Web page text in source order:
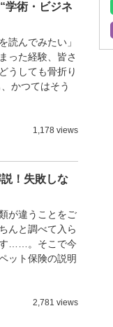
学術・ビジネ
読んでみたい」
った経験、皆さ
うしても骨折り
かつてはそう
1,178 views
！失敗しな
が違うことをご
んと調べて入ら
す……。そこで今
ット保険の説明
2,781 views